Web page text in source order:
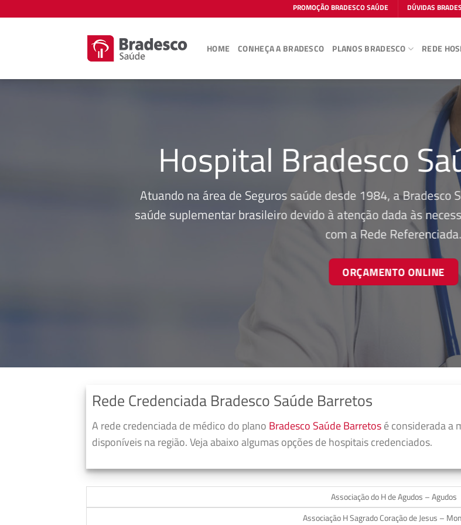
to
PROMOÇÃO BRADESCO SAÚDE DÚVIDAS
HOME CONHEÇA A BRADESCO PLANOS BRADESCO REDE
Hospital Bradesco
Atuando na área de Seguros saúde desde 1984, a Bradesco
saúde suplementar brasileiro devido à atenção dada às
com a Rede Referenciada.
ORÇAMENTO ONLINE
Rede Credenciada Bradesco Saúde Barretos
A rede credenciada de médico do plano Bradesco Saúde Barretosé considerada a
disponíveis na região. Veja abaixo algumas opções de hospitais credenciados.
Associação do H de Agudos – Agudos
Associação H Sagrado Coração de Jesus –